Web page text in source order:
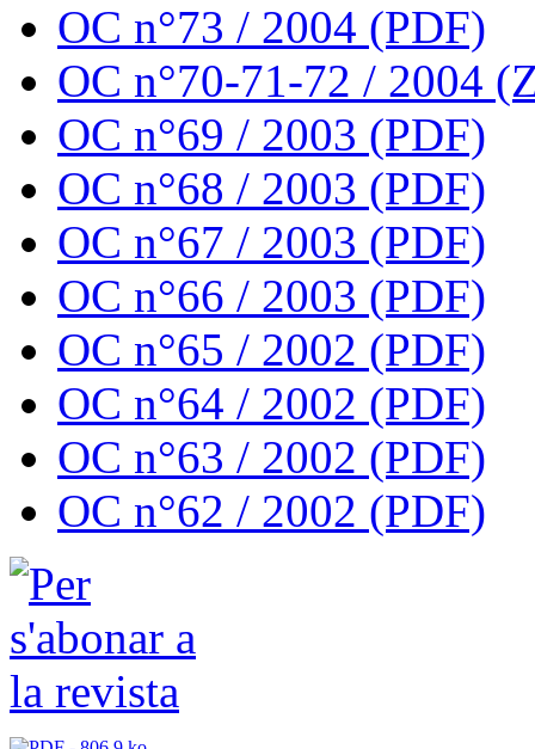
OC n°73 / 2004 (PDF)
OC n°70-71-72 / 2004
OC n°69 / 2003 (PDF)
OC n°68 / 2003 (PDF)
OC n°67 / 2003 (PDF)
OC n°66 / 2003 (PDF)
OC n°65 / 2002 (PDF)
OC n°64 / 2002 (PDF)
OC n°63 / 2002 (PDF)
OC n°62 / 2002 (PDF)